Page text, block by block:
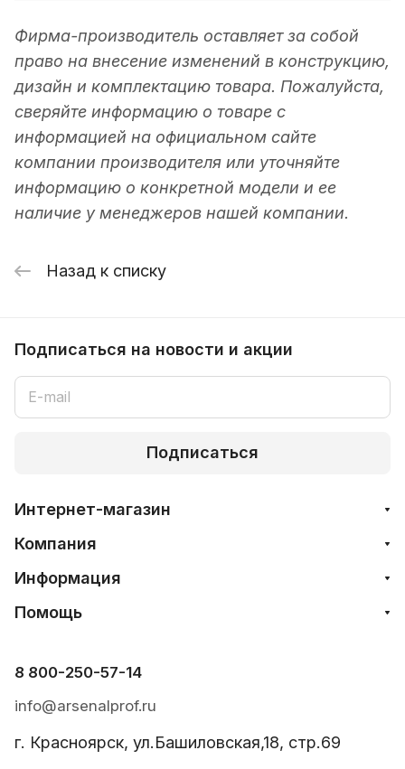
Фирма-производитель оставляет за собой
право на внесение изменений в конструкцию,
дизайн и комплектацию товара. Пожалуйста,
сверяйте информацию о товаре с
информацией на официальном сайте
компании производителя или уточняйте
информацию о конкретной модели и ее
наличие у менеджеров нашей компании.
Назад к списку
Подписаться на новости и акции
Подписаться
Интернет-магазин
Компания
Информация
Помощь
8 800-250-57-14
info@arsenalprof.ru
г. Красноярск, ул.Башиловская,18, стр.69